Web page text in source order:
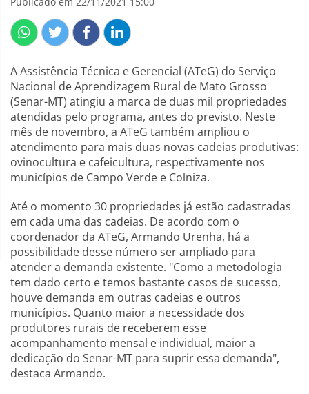
A Assistência Técnica e Gerencial (ATeG) do Serviço
Nacional de Aprendizagem Rural de Mato Grosso
(Senar-MT) atingiu a marca de duas mil propriedades
atendidas pelo programa, antes do previsto. Neste
mês de novembro, a ATeG também ampliou o
atendimento para mais duas novas cadeias produtivas:
ovinocultura e cafeicultura, respectivamente nos
municípios de Campo Verde e Colniza.
Até o momento 30 propriedades já estão cadastradas
em cada uma das cadeias. De acordo com o
coordenador da ATeG, Armando Urenha, há a
possibilidade desse número ser ampliado para
atender a demanda existente. "Como a metodologia
tem dado certo e temos bastante casos de sucesso,
houve demanda em outras cadeias e outros
municípios. Quanto maior a necessidade dos
produtores rurais de receberem esse
acompanhamento mensal e individual, maior a
dedicação do Senar-MT para suprir essa demanda",
destaca Armando.